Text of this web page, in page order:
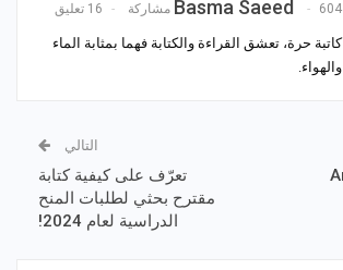
Basma Saeed 604 مشاركة 16 تعليق
كاتبة حرة، تعشق القراءة والكتابة فهما بمثابة الماء
والهواء.
التالي
تعرّف على كيفية كتابة
مقترح بحثي لطلبات المنح
الدراسية لعام 2024!